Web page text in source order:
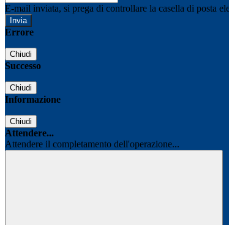
E-mail inviata, si prega di controllare la casella di posta
Errore
Chiudi
Successo
Chiudi
Informazione
Chiudi
Attendere...
Attendere il completamento dell'operazione...